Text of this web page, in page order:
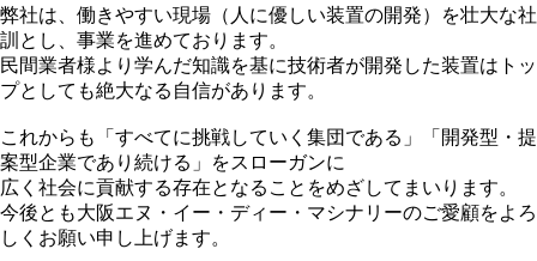
弊社は、働きやすい現場（人に優しい装置の開発）を壮大な社
訓とし、事業を進めております。
民間業者様より学んだ知識を基に技術者が開発した装置はトッ
プとしても絶大なる自信があります。
これからも「すべてに挑戦していく集団である」「開発型・提
案型企業であり続ける」をスローガンに
広く社会に貢献する存在となることをめざしてまいります。
今後とも大阪エヌ・イー・ディー・マシナリーのご愛顧をよろ
しくお願い申し上げます。